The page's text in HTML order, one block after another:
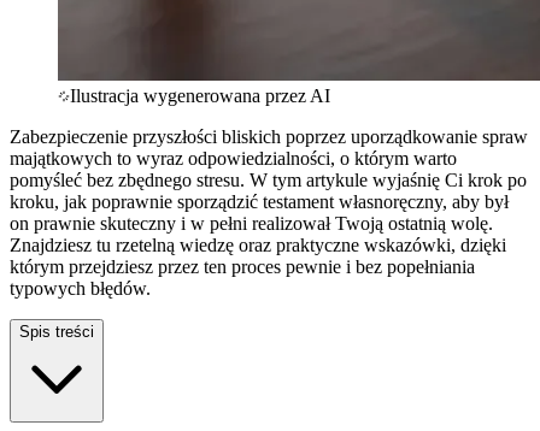
Ilustracja wygenerowana przez AI
Zabezpieczenie przyszłości bliskich poprzez uporządkowanie spraw
majątkowych to wyraz odpowiedzialności, o którym warto
pomyśleć bez zbędnego stresu. W tym artykule wyjaśnię Ci krok po
kroku, jak poprawnie sporządzić testament własnoręczny, aby był
on prawnie skuteczny i w pełni realizował Twoją ostatnią wolę.
Znajdziesz tu rzetelną wiedzę oraz praktyczne wskazówki, dzięki
którym przejdziesz przez ten proces pewnie i bez popełniania
typowych błędów.
Spis treści